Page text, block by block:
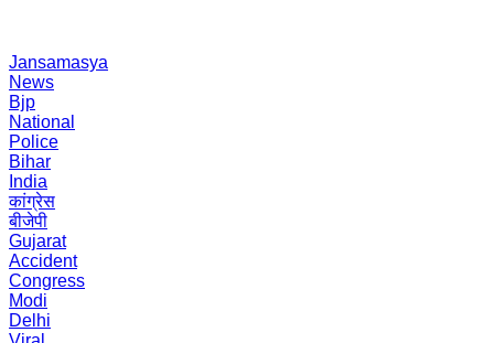
Jansamasya
News
Bjp
National
Police
Bihar
India
कांग्रेस
बीजेपी
Gujarat
Accident
Congress
Modi
Delhi